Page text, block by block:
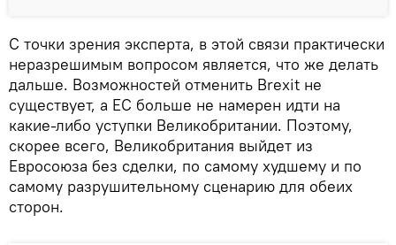
С точки зрения эксперта, в этой связи практически
неразрешимым вопросом является, что же делать
дальше. Возможностей отменить Brexit не
существует, а ЕС больше не намерен идти на
какие-либо уступки Великобритании. Поэтому,
скорее всего, Великобритания выйдет из
Евросоюза без сделки, по самому худшему и по
самому разрушительному сценарию для обеих
сторон.